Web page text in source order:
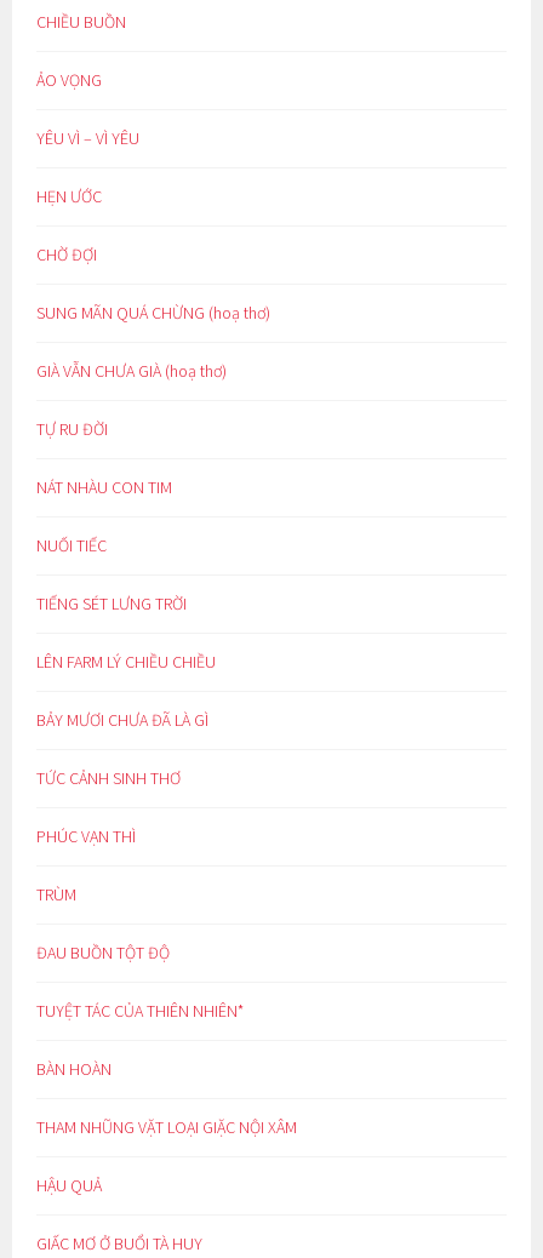
CHIỀU BUỒN
ẢO VỌNG
YÊU VÌ – VÌ YÊU
HẸN ƯỚC
CHỜ ĐỢI
SUNG MÃN QUÁ CHỪNG (hoạ thơ)
GIÀ VẪN CHƯA GIÀ (hoạ thơ)
TỰ RU ĐỜI
NÁT NHÀU CON TIM
NUỐI TIẾC
TIẾNG SÉT LƯNG TRỜI
LÊN FARM LÝ CHIỀU CHIỀU
BẢY MƯƠI CHƯA ĐÃ LÀ GÌ
TỨC CẢNH SINH THƠ
PHÚC VẠN THÌ
TRÙM
ĐAU BUỒN TỘT ĐỘ
TUYỆT TÁC CỦA THIÊN NHIÊN*
BÀN HOÀN
THAM NHŨNG VẶT LOẠI GIẶC NỘI XÂM
HẬU QUẢ
GIẤC MƠ Ở BUỔI TÀ HUY